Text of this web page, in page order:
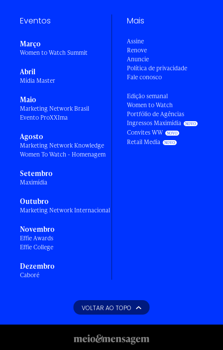
Eventos
Março
Women to Watch Summit
Abril
Mídia Master
Maio
Marketing Network Brasil
Evento ProXXIma
Agosto
Marketing Network Knowledge
Women To Watch - Homenagem
Setembro
Maximídia
Outubro
Marketing Network Internacional
Novembro
Effie Awards
Effie College
Dezembro
Caboré
Mais
Assine
Renove
Anuncie
Política de privacidade
Fale conosco
Edição semanal
Women to Watch
Portfólio de Agências
Ingressos Maximídia
Convites WW
Retail Media
VOLTAR AO TOPO